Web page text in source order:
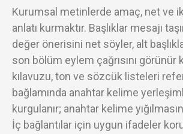
Kurumsal metinlerde amaç, net ve
anlatı kurmaktır. Başlıklar mesajı
değer önerisini net söyler, alt
son bölüm eylem çağrısını görünür
kılavuzu, ton ve sözcük listeleri
bağlamında anahtar kelime
kurgulanır; anahtar kelime
İç bağlantılar için uygun ifadeler